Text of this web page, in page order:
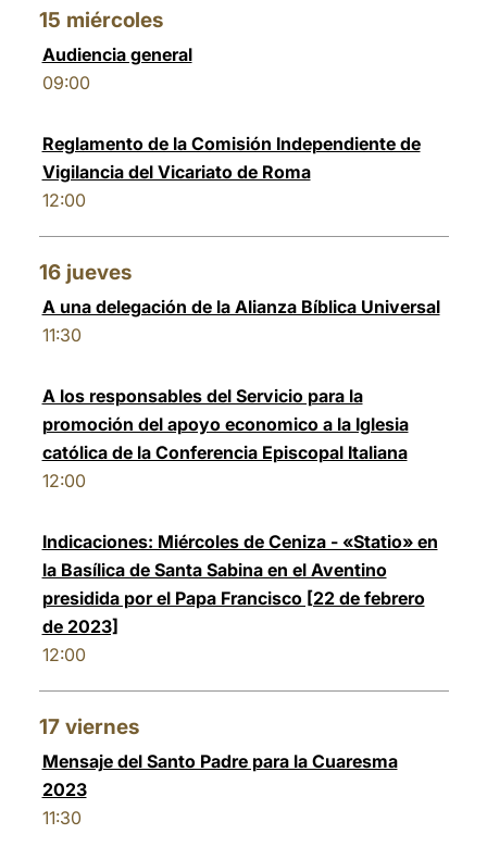
15 miércoles
Audiencia general
09:00
Reglamento de la Comisión Independiente de
Vigilancia del Vicariato de Roma
12:00
16 jueves
A una delegación de la Alianza Bíblica Universal
11:30
A los responsables del Servicio para la
promoción del apoyo economico a la Iglesia
católica de la Conferencia Episcopal Italiana
12:00
Indicaciones: Miércoles de Ceniza - «Statio» en
la Basílica de Santa Sabina en el Aventino
presidida por el Papa Francisco [22 de febrero
de 2023]
12:00
17 viernes
Mensaje del Santo Padre para la Cuaresma
2023
11:30